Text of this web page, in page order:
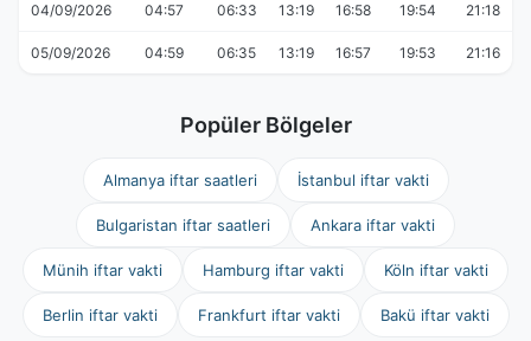
04/09/2026 04:57 06:33 13:19 16:58 19:54 21:18
05/09/2026 04:59 06:35 13:19 16:57 19:53 21:16
Popüler Bölgeler
Almanya iftar saatleri İstanbul iftar vakti
Bulgaristan iftar saatleri Ankara iftar vakti
Münih iftar vakti Hamburg iftar vakti Köln iftar vakti
Berlin iftar vakti Frankfurt iftar vakti Bakü iftar vakti